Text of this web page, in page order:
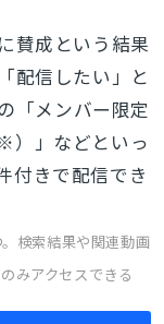
賛成という結果
配信したい」と
「メンバー限定
）」などといっ
付きで配信でき
検索結果や関連動画
みアクセスできる